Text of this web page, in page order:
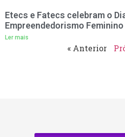
Etecs e Fatecs celebram o
Empreendedorismo
Ler mais
« Anterior